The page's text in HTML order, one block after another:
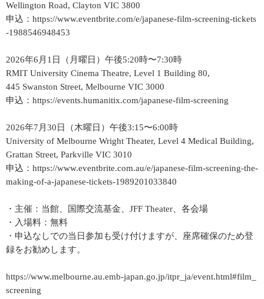
Wellington Road, Clayton VIC 3800
申込：https://www.eventbrite.com/e/japanese-film-screening-tickets
-1988546948453
2026年6月1日（月曜日）午後5:20時〜7:30時
RMIT University Cinema Theatre, Level 1 Building 80,
445 Swanston Street, Melbourne VIC 3000
申込：https://events.humanitix.com/japanese-film-screening
2026年7月30日（木曜日）午後3:15〜6:00時
University of Melbourne Wright Theater, Level 4 Medical Building,
Grattan Street, Parkville VIC 3010
申込：https://www.eventbrite.com.au/e/japanese-film-screening-the-
making-of-a-japanese-tickets-1989201033840
・主催：当館、国際交流基金、JFF Theater、各会場
・入場料：無料
・申込なしでの当日参加も受け付けますが、座席確保のため登
録をお勧めします。
https://www.melbourne.au.emb-japan.go.jp/itpr_ja/event.html#film_
screening